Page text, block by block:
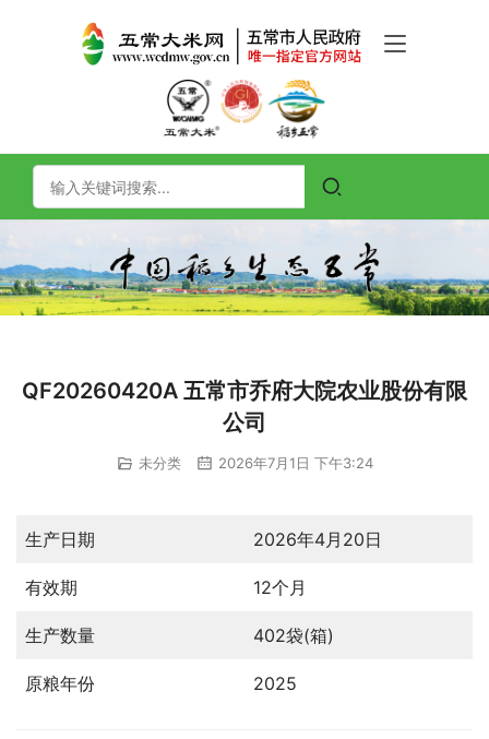
QF20260420A 五常市乔府大院农业股份有限
公司
未分类 2026年7月1日 下午3:24
生产日期 2026年4月20日
有效期 12个月
生产数量 402袋(箱)
原粮年份 2025